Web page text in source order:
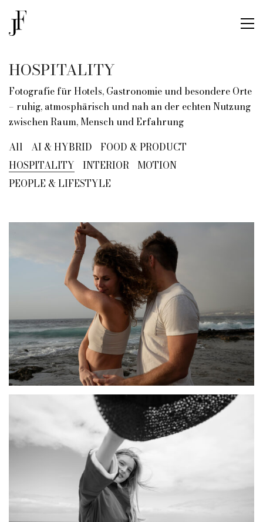
HOSPITALITY
Fotografie für Hotels, Gastronomie und besondere Orte
– ruhig, atmosphärisch und nah an der echten Nutzung
zwischen Raum, Mensch und Erfahrung
All
AI & HYBRID
FOOD & PRODUCT
HOSPITALITY
INTERIOR
MOTION
PEOPLE & LIFESTYLE